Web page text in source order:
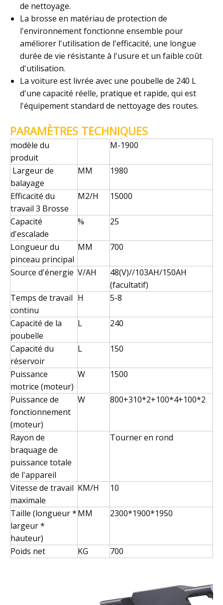
de nettoyage.
La brosse en matériau de protection de
l'environnement fonctionne ensemble pour
améliorer l'utilisation de l'efficacité, une longue
durée de vie résistante à l'usure et un faible coût
d'utilisation.
La voiture est livrée avec une poubelle de 240 L
d'une capacité réelle, pratique et rapide, qui est
l'équipement standard de nettoyage des routes.
PARAMÈTRES TECHNIQUES
modèle du
produit
M-1900
Largeur de
balayage
MM 1980
Efficacité du
travail 3 Brosse
M2/H 15000
Capacité
d'escalade
% 25
Longueur du
pinceau principal
MM 700
Source d'énergie V/AH
48(V)//103AH/150AH
(facultatif)
Temps de travail
continu
H 5-8
Capacité de la
poubelle
L 240
Capacité du
réservoir
L 150
Puissance
motrice (moteur)
W 1500
Puissance de
fonctionnement
(moteur)
W 800+310*2+100*4+100*2
Rayon de
braquage de
puissance totale
de l'appareil
Tourner en rond
Vitesse de travail
maximale
KM/H 10
Taille (longueur *
largeur *
hauteur)
MM 2300*1900*1950
Poids net KG 700